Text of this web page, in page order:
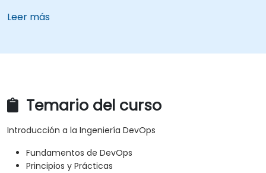
Leer más
Temario del curso
Introducción a la Ingeniería DevOps
Fundamentos de DevOps
Principios y Prácticas